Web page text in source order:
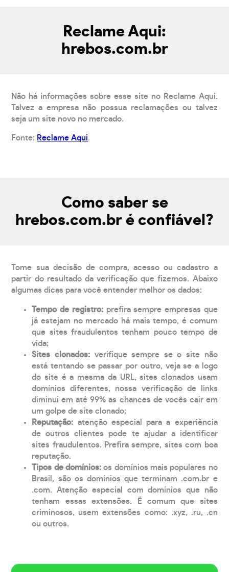
Reclame Aqui:
hrebos.com.br
Não há informações sobre esse site no Reclame Aqui.
Talvez a empresa não possua reclamações ou talvez
seja um site novo no mercado.
Fonte: Reclame Aqui
Como saber se
hrebos.com.br é confiável?
Tome sua decisão de compra, acesso ou cadastro a
partir do resultado da verificação que fizemos. Abaixo
algumas dicas para você entender melhor os dados:
Tempo de registro: prefira sempre empresas que
já estejam no mercado há mais tempo, é comum
que sites fraudulentos tenham pouco tempo de
vida;
Sites clonados: verifique sempre se o site não
está tentando se passar por outro, veja se a logo
do site é a mesma da URL, sites clonados usam
domínios diferentes, nossa verificação de links
diminui em até 99% as chances de vocês cair em
um golpe de site clonado;
Reputação: atenção especial para a experiência
de outros clientes pode te ajudar a identificar
sites fraudulentos. Prefira sempre, sites com boa
reputação.
Tipos de domínios:os domínios mais populares no
Brasil, são os domínios que terminam .com.br e
.com. Atenção especial com domínios que não
tenham essas extensões. É comum que sites
criminosos, usem extensões como: .xyz, .ru, .cn
ou outros.